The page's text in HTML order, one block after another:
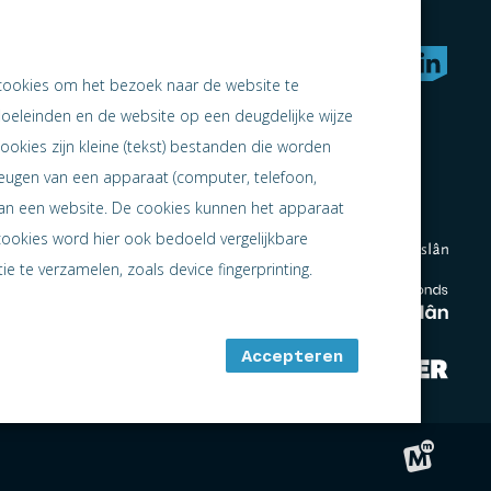
naar samen ondernemen
om het bezoek naar de website te
en de website op een deugdelijke wijze
zijn kleine (tekst) bestanden die worden
van een apparaat (computer, telefoon,
een website. De cookies kunnen het apparaat
word hier ook bedoeld vergelijkbare
te verzamelen, zoals device fingerprinting.
Accepteren